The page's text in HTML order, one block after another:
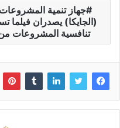
جهاز تنمية المشروعات
(الجايكا) يصدران فيلما
تنافسية المشروعات